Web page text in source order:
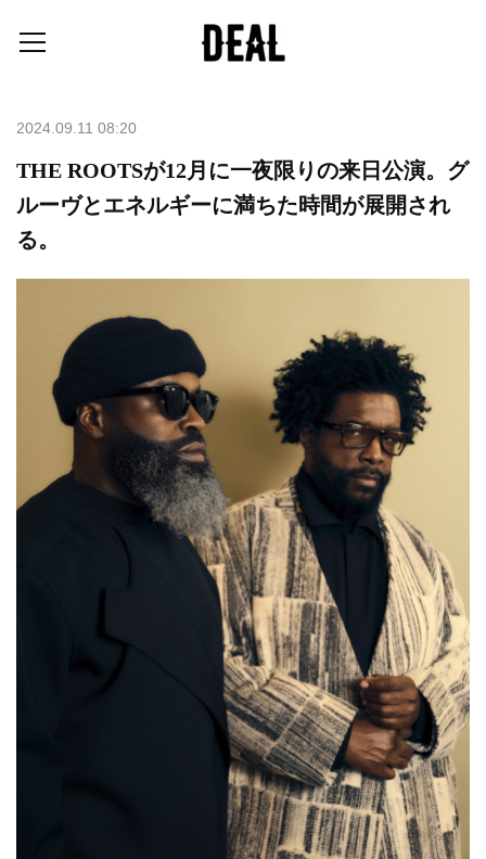
2024.09.11 08:20
THE ROOTSが12月に一夜限りの来日公演。グ
ルーヴとエネルギーに満ちた時間が展開され
る。